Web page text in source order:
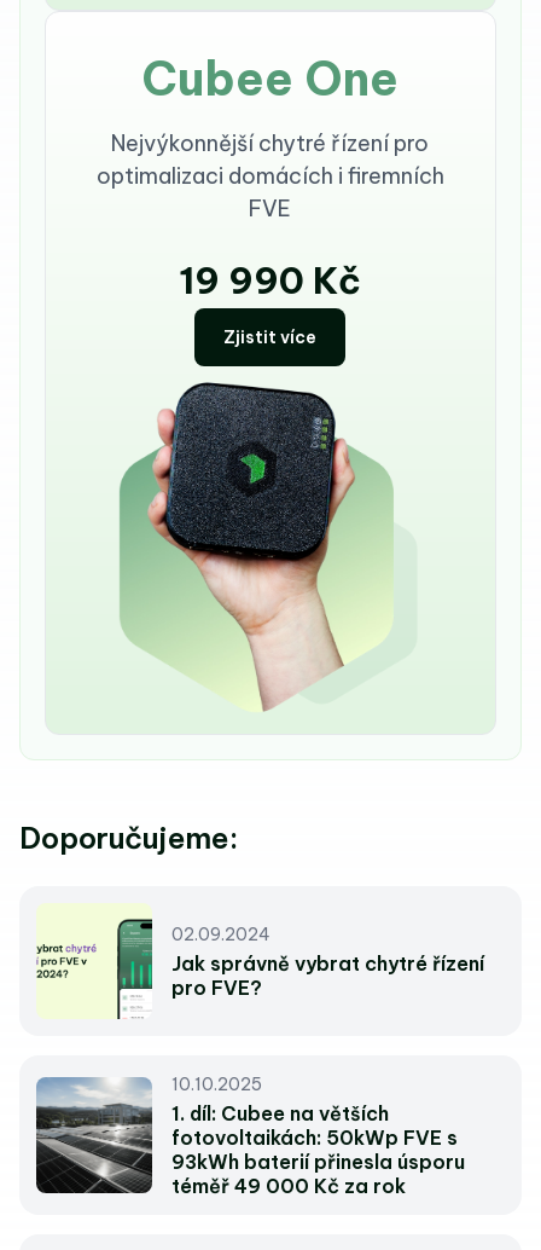
Cubee One
Nejvýkonnější chytré řízení pro
optimalizaci domácích i firemních
FVE
19 990 Kč
Zjistit více
Doporučujeme:
02.09.2024
Jak správně vybrat chytré řízení
pro FVE?
10.10.2025
1. díl: Cubee na větších
fotovoltaikách: 50kWp FVE s
93kWh baterií přinesla úsporu
téměř 49 000 Kč za rok